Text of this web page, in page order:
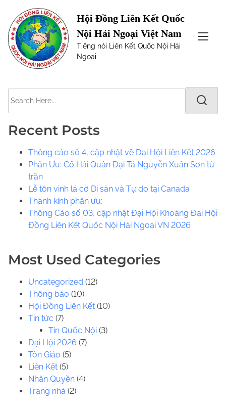
Hội Đồng Liên Kết Quốc
Nội Hải Ngoại Việt Nam
Tiếng nói Liên Kết Quốc Nội Hải
Ngoại
Page not Found
The requested url was not found on this server. Maybe
try one of the links below or a search?
e
Recent Posts
Thông cáo số 4, cập nhật về Đại Hội Liên Kết 2026
Phân Ưu: Cố Hải Quân Đại Tá Nguyễn Xuân Sơn từ
trần
Lễ tôn vinh lá cờ Di sản và Tự do tại Canada
​​Thành kính phân ưu:
Thông Cáo số 03, cập nhật Đại Hội Khoáng Đại Hội
Đồng Liên Kết Quốc Nội Hải Ngoại VN 2026
Most Used Categories
Uncategorized (12)
Thông báo (10)
Hội Đồng Liên Kết (10)
Tin tức (7)
Tin Quốc Nội (3)
Đại Hội 2026 (7)
Tôn Giáo (5)
Liên Kết (5)
Nhân Quyền (4)
Trang nhà (2)